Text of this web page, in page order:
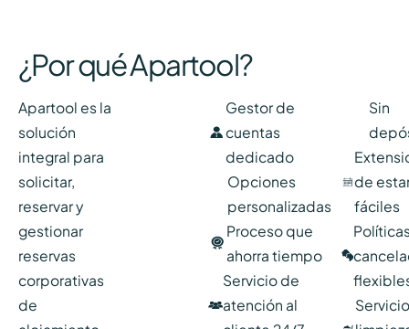
¿Por qué Apartool?
Apartool es la
solución
integral para
solicitar,
reservar y
gestionar
reservas
corporativas
de
Gestor de
cuentas
dedicado
Opciones
personalizadas
Proceso que
ahorra tiempo
Servicio de
atención al
Sin
de
fáciles